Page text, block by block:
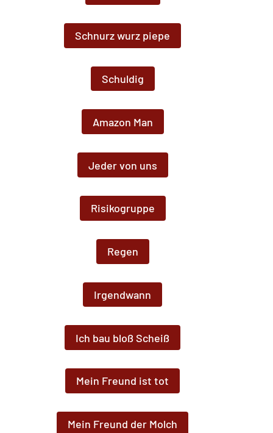
Schnurz wurz piepe
Schuldig
Amazon Man
Jeder von uns
Risikogruppe
Regen
Irgendwann
Ich bau bloß Scheiß
Mein Freund ist tot
Mein Freund der Molch